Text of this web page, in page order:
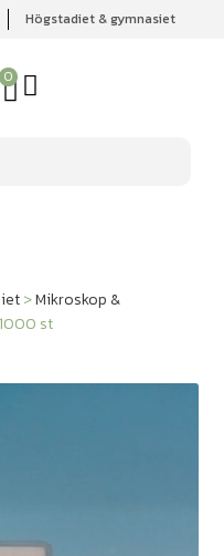
Högstadiet & gymnasiet
0
Mikroskop & tillbehör
>Mikroskop &
st